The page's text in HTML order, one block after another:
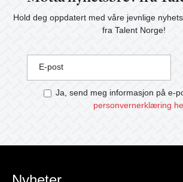
Hold deg oppdatert med våre jevnlige
fra Talent Norge!
E-post
Ja, send meg informasjon på e-
personvernerklæring